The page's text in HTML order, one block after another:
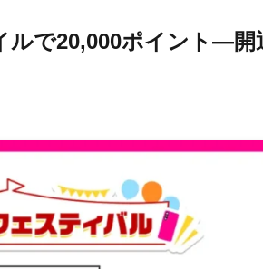
ルで20,000ポイント—開